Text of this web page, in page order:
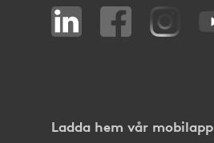
Ladda hem vår mobilapp